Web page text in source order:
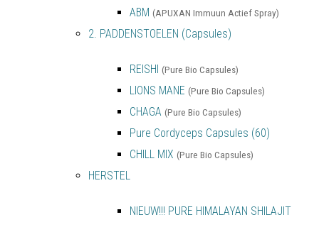
ABM (APUXAN Immuun Actief Spray)
2. PADDENSTOELEN (Capsules)
REISHI (Pure Bio Capsules)
LIONS MANE (Pure Bio Capsules)
CHAGA (Pure Bio Capsules)
Pure Cordyceps Capsules (60)
CHILL MIX (Pure Bio Capsules)
HERSTEL
NIEUW!!! PURE HIMALAYAN SHILAJIT